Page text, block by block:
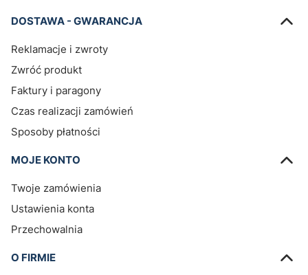
DOSTAWA - GWARANCJA
Reklamacje i zwroty
Zwróć produkt
Faktury i paragony
Czas realizacji zamówień
Sposoby płatności
MOJE KONTO
Twoje zamówienia
Ustawienia konta
Przechowalnia
O FIRMIE